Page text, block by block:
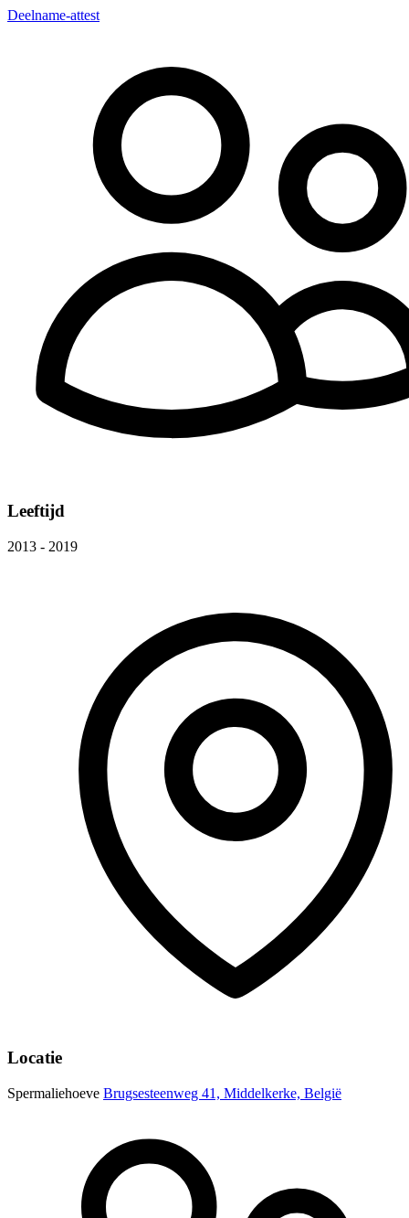
Deelname-attest
Leeftijd
2013 - 2019
Locatie
Spermaliehoeve Brugsesteenweg 41, Middelkerke, België